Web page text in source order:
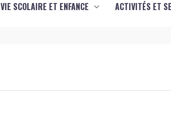
VIE SCOLAIRE ET ENFANCE ACTIVITÉS ET